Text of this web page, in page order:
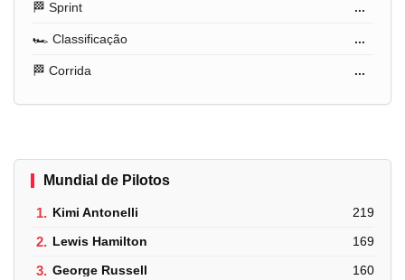
🏁 Sprint ...
🏎️ Classificação ...
🏁 Corrida ...
Mundial de Pilotos
1. Kimi Antonelli 219
2. Lewis Hamilton 169
3. George Russell 160